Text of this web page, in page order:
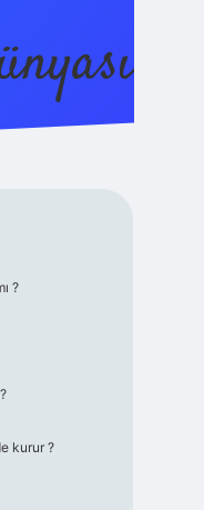
?
kurur ?